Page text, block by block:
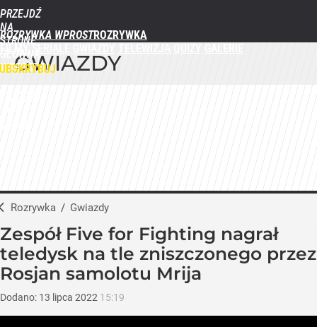
PRZEJDŹ
NA
STRONĘ
GŁÓWNĄ
WPROST.PL
ROZRYWKA WPROST
GWIAZDY
Rozrywka / Gwiazdy
Zespół Five for Fighting nagrał
teledysk na tle zniszczonego przez
Rosjan samolotu Mrija
Dodano: 13 lipca 2022 15:19